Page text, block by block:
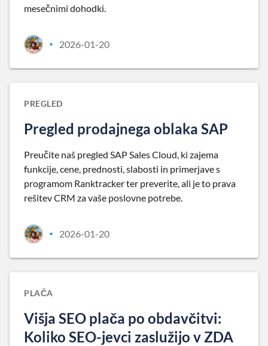
mesečnimi dohodki.
• 2026-01-20
PREGLED
Pregled prodajnega oblaka SAP
Preučite naš pregled SAP Sales Cloud, ki zajema
funkcije, cene, prednosti, slabosti in primerjave s
programom Ranktracker ter preverite, ali je to prava
rešitev CRM za vaše poslovne potrebe.
• 2026-01-20
PLAČA
Višja SEO plača po obdavčitvi:
Koliko SEO-jevci zaslužijo v ZDA